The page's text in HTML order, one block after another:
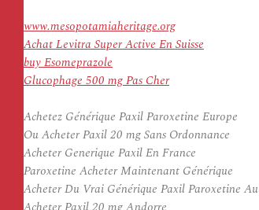
www.mesopotamiaheritage.org
Achat Levitra Super Active En Suisse
buy Esomeprazole
Glucophage 500 mg Pas Cher
Achetez Générique Paxil Paroxetine Europe
Ou Acheter Paxil 20 mg Sans Ordonnance
Acheter Generique Paxil En France
Paroxetine Acheter Maintenant Générique
Acheter Du Vrai Générique Paxil Paroxetine